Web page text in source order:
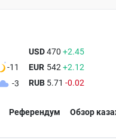
-11
-3
USD470 +2.45
EUR 542 +2.12
RUB 5.71 -0.02
Референдум Обзор